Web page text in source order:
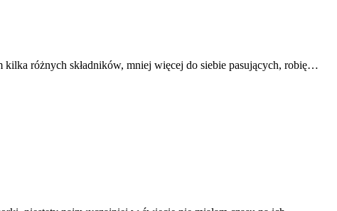
kilka różnych składników, mniej więcej do siebie pasujących, robię…